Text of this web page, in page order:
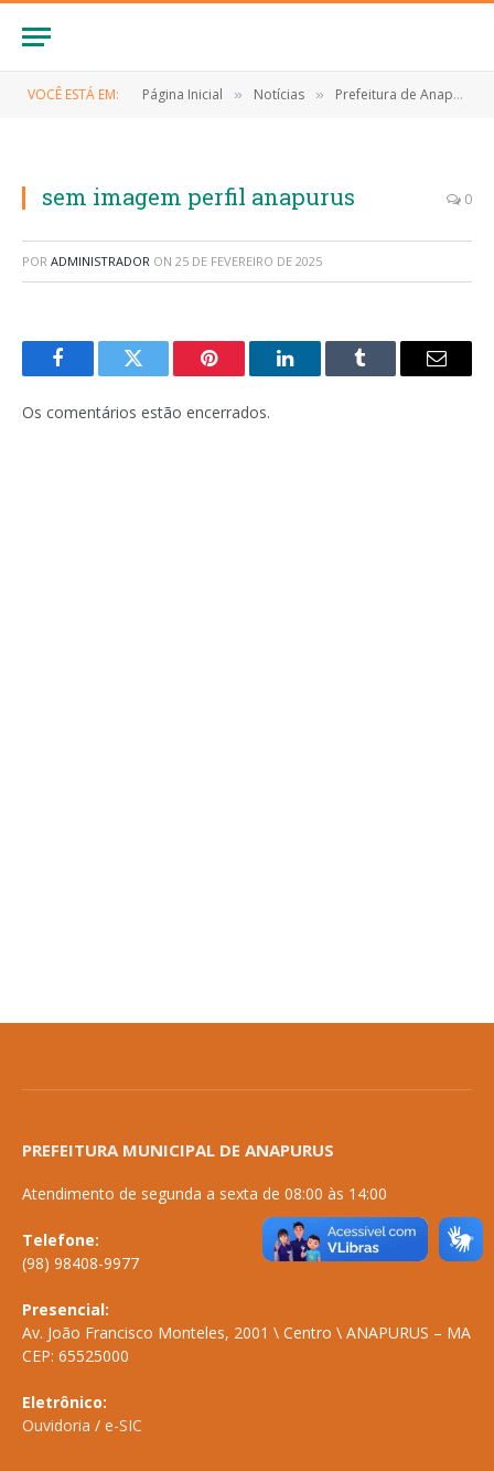
VOCÊ ESTÁ EM: Página Inicial » Notícias » Prefeitura de Anapurus convoca aprovados em concurso público para apresentação de documentos necessários para nomeação e posse
sem imagem perfil anapurus 0
POR ADMINISTRADOR ON 25 DE FEVEREIRO DE 2025
FacebookTwitter Pinterest LinkedInTumblr
E-
Os comentários estão encerrados.
PREFEITURA MUNICIPAL DE ANAPURUS
Atendimento de segunda a sexta de 08:00 às 14:00
Telefone:
(98) 98408-9977
Presencial:
Av. João Francisco Monteles, 2001 \ Centro \ ANAPURUS – MA
CEP: 65525000
Eletrônico:
Ouvidoria / e-SIC